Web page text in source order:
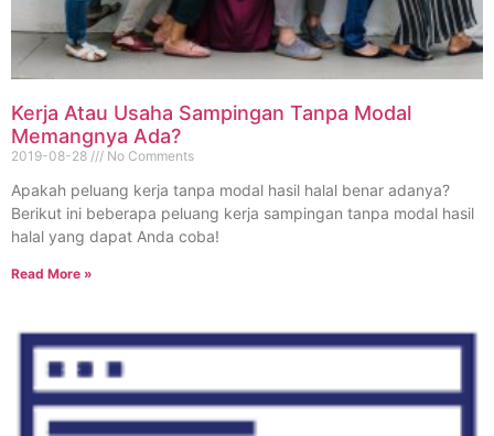
Kerja Atau Usaha Sampingan Tanpa Modal
Memangnya Ada?
2019-08-28 No Comments
Apakah peluang kerja tanpa modal hasil halal benar adanya?
Berikut ini beberapa peluang kerja sampingan tanpa modal hasil
halal yang dapat Anda coba!
Read More »